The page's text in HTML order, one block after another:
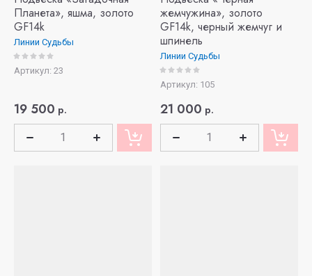
Планета», яшма, золото
GF14k
Линии Судьбы
Артикул: 23
19 500 р.
жемчужина», золото
GF14k, черный жемчуг и
шпинель
Линии Судьбы
Артикул: 105
21 000 р.